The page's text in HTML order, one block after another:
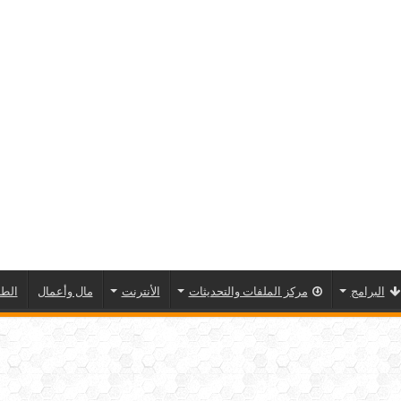
البرامج مركز الملفات والتحديثات الأنترنت مال وأعمال